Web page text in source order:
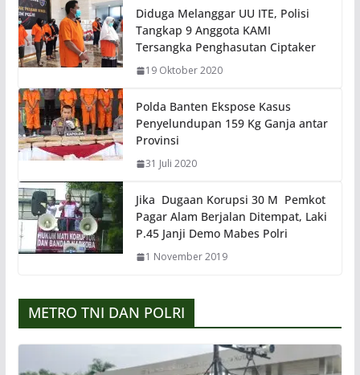
Diduga Melanggar UU ITE, Polisi
Tangkap 9 Anggota KAMI
Tersangka Penghasutan Ciptaker
19 Oktober 2020
Polda Banten Ekspose Kasus
Penyelundupan 159 Kg Ganja antar
Provinsi
31 Juli 2020
Jika Dugaan Korupsi 30 M Pemkot
Pagar Alam Berjalan Ditempat, Laki
P.45 Janji Demo Mabes Polri
1 November 2019
METRO TNI DAN POLRI